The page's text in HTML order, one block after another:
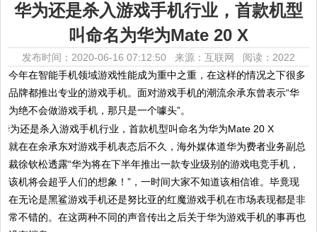
华为还是杀入游戏手机行业，首款机型
叫命名为华为Mate 20 X
发布时间：2020-06-16 07:12:50 来源：互联网 阅读：2022
今年在智能手机领域游戏性能成为重中之重，在这样的情况之下很多
品牌都推出专业的游戏手机。面对游戏手机的潮流余承东曾表示“华
为绝不会做游戏手机，那只是一个噱头”。
就在在余承东对游戏手机表态后不久，海外媒体道华为费者业务副总
裁徐钦松透露“华为将在下半年推出一款专业级别的游戏电竞手机，
该机将会超乎人们的想象！”，一时间大家不知道该相信谁。毕竟现
在无论是黑鲨游戏手机还是努比亚的红魔游戏手机在市场表现都是非
常不错的。在这两种不同的声音传出之后关于华为游戏手机的事再也